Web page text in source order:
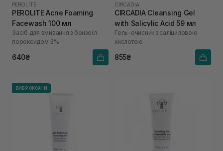
PEROLITE
PEROLITE Acne Foaming
Facewash 100 мл
Засіб для вмивання з бензоїл
пероксидом 3%
640₴
CIRCADIA
CIRCADIA Cleansing Gel
with Salicylic Acid 59 мл
Гель-очисник з саліциловою
кислотою
855₴
ВИБІР ОКСАНИ